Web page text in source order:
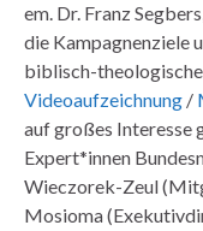
em. Dr. Franz
die Kampagnenziele
biblisch-
Videoaufzeichnung /
auf großes Interesse
Expert*innen
Wieczorek-Zeul
Mosioma